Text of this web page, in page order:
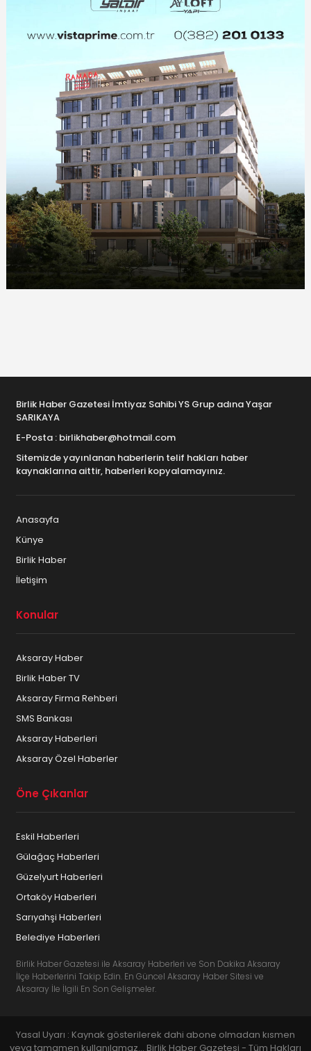
Birlik Haber Gazetesi İmtiyaz Sahibi YS Grup adına Yaşar
SARIKAYA
E-Posta : birlikhaber@hotmail.com
Sitemizde yayınlanan haberlerin telif hakları haber
kaynaklarına aittir, haberleri kopyalamayınız.
Anasayfa
Künye
Birlik Haber
İletişim
Konular
Aksaray Haber
Birlik Haber TV
Aksaray Firma Rehberi
SMS Bankası
Aksaray Haberleri
Aksaray Özel Haberler
Öne Çıkanlar
Eskil Haberleri
Gülağaç Haberleri
Güzelyurt Haberleri
Ortaköy Haberleri
Sarıyahşi Haberleri
Belediye Haberleri
Birlik Haber Gazetesi ile Aksaray Haberleri ve Son Dakika Aksaray
İlçe Haberlerini Takip Edin. En Güncel Aksaray Haber Sitesi ve
Aksaray İle İlgili En Son Gelişmeler.
Yasal Uyarı : Kaynak gösterilerek dahi abone olmadan kısmen
veya tamamen kullanılamaz... Birlik Haber Gazetesi - Tüm Hakları